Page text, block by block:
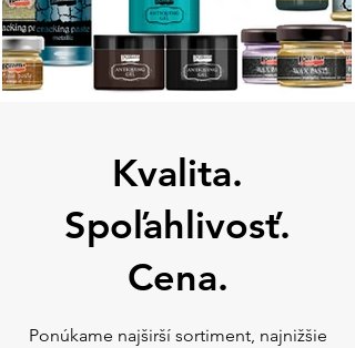
100.webp
Nakupovať
Nakupovať
Nakupovať
100.webp
Nakupovať
Nakupovať
Nakupovať
100.webp
Nakupovať
Nakupovať
Nakupovať
100.webp
Nakupovať
Nakupovať
Nakupovať
100.webp
Nakupovať
Nakupovať
Nakupovať
100.webp
Nakupovať
Nakupovať
Nakupovať
100.webp
Nakupovať
Nakupovať
Nakupovať
100.webp
Nakupovať
Nakupovať
Nakupovať
Kvalita.
Spoľahlivosť.
Cena.
Ponúkame najširší sortiment, najnižšie